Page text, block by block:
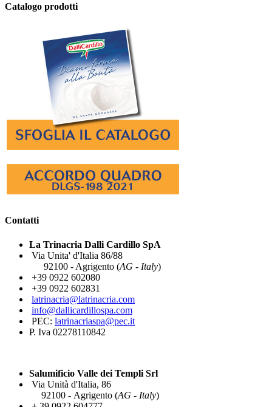
Catalogo prodotti
Contatti
La Trinacria Dalli Cardillo SpA
Via Unita' d'Italia 86/88
92100 - Agrigento (AG - Italy)
+39 0922 602080
+39 0922 602831
latrinacria@latrinacria.com
info@dallicardillospa.com
PEC: latrinacriaspa@pec.it
P. Iva 02278110842
Salumificio Valle dei Templi Srl
Via Unità d'Italia, 86
92100 - Agrigento (AG - Italy)